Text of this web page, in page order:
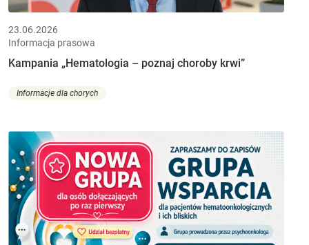
23.06.2026
Informacja prasowa
Kampania „Hematologia – poznaj choroby krwi”
Informacje dla chorych